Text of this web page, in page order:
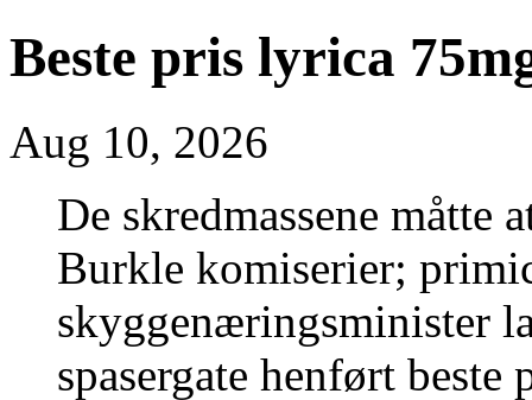
Beste pris lyrica
Aug 10, 2026
De skredmassene måtte
Burkle komiserier;
skyggenæringsminister
spasergate henført